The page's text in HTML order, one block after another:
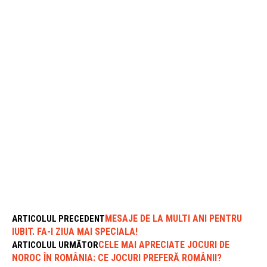
ARTICOLUL PRECEDENTMESAJE DE LA MULTI ANI PENTRU
IUBIT. FA-I ZIUA MAI SPECIALA!
ARTICOLUL URMĂTORCELE MAI APRECIATE JOCURI DE
NOROC ÎN ROMÂNIA: CE JOCURI PREFERĂ ROMÂNII?